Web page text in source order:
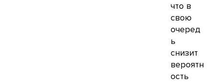
что в
свою
очеред
ь
снизит
вероятн
ость